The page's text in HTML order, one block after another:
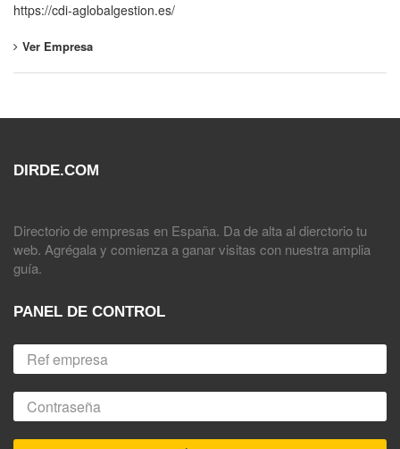
https://cdi-aglobalgestion.es/
Ver Empresa
DIRDE.COM
Directorio de empresas en España. Da de alta al dierctorio tu
web. Agrégala y comienza a ganar visitas con nuestra amplia
guía.
PANEL DE CONTROL